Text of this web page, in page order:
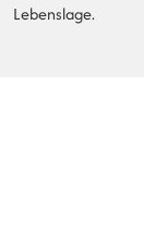
Lebenslage.